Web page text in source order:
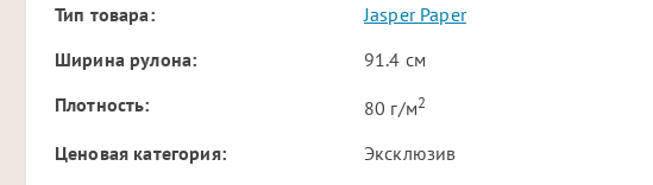
Тип товара:
Jasper Paper
Ширина рулона:
91.4 см
Плотность:
80 г/м2
Ценовая категория: Эксклюзив